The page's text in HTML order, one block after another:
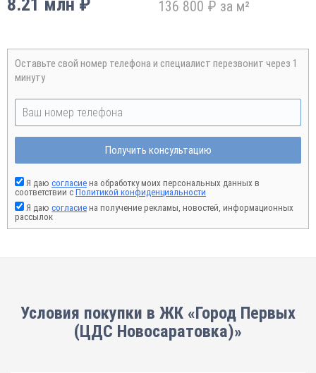
8.21 млн ₽ 136 800 ₽ за м²
Оставьте свой номер телефона и специалист перезвонит через 1
минуту
Получить консультацию
Я даю согласие на обработку моих персональных данных в
соответствии с Политикой конфиденциальности
Я даю согласие на получение рекламы, новостей, информационных
рассылок
Условия покупки в ЖК «Город Первых
(ЦДС Новосаратовка)»